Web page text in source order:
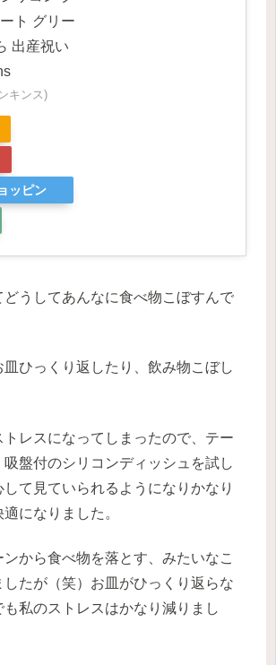
ト グリー
出産祝い
キンス)
ッピン
うしてあんなに食べ物こぼすんで
ひっくり返したり、飲み物こぼし
レスになってしまったので、テー
盤付のシリコンディッシュを試し
て見ていられるようになりかなり
になりました。
から食べ物を落とす、みたいなこ
したが（笑）お皿がひっくり返らな
も私のストレスはかなり減りまし